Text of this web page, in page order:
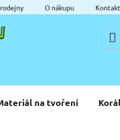
O nákupu
na tvoření